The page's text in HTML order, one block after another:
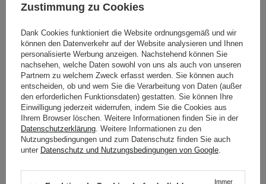
Ähnliche Produkte im Angebot
Zustimmung zu Cookies
Dank Cookies funktioniert die Website ordnungsgemäß und wir
können den Datenverkehr auf der Website analysieren und Ihnen
personalisierte Werbung anzeigen. Nachstehend können Sie
nachsehen, welche Daten sowohl von uns als auch von unseren
Partnern zu welchem Zweck erfasst werden. Sie können auch
entscheiden, ob und wem Sie die Verarbeitung von Daten (außer
den erforderlichen Funktionsdaten) gestatten. Sie können Ihre
Einwilligung jederzeit widerrufen, indem Sie die Cookies aus
Ihrem Browser löschen. Weitere Informationen finden Sie in der
Datenschutzerklärung . Weitere Informationen zu den
Nutzungsbedingungen und zum Datenschutz finden Sie auch
unter Datenschutz und Nutzungsbedingungen von Google
Immer